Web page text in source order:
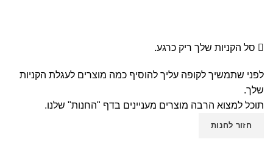
סל הקניות שלך ריק כרגע.
לפני שתמשיך לקופה עליך להוסיף כמה מוצרים לעגלת הקניות
שלך.
תוכל למצוא הרבה מוצרים מעניינים בדף "החנות" שלנו.
חזור לחנות